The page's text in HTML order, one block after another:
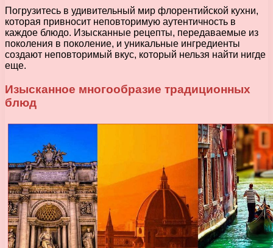
Погрузитесь в удивительный мир флорентийской кухни,
которая привносит неповторимую аутентичность в
каждое блюдо. Изысканные рецепты, передаваемые из
поколения в поколение, и уникальные ингредиенты
создают неповторимый вкус, который нельзя найти нигде
еще.
Изысканное многообразие традиционных
блюд